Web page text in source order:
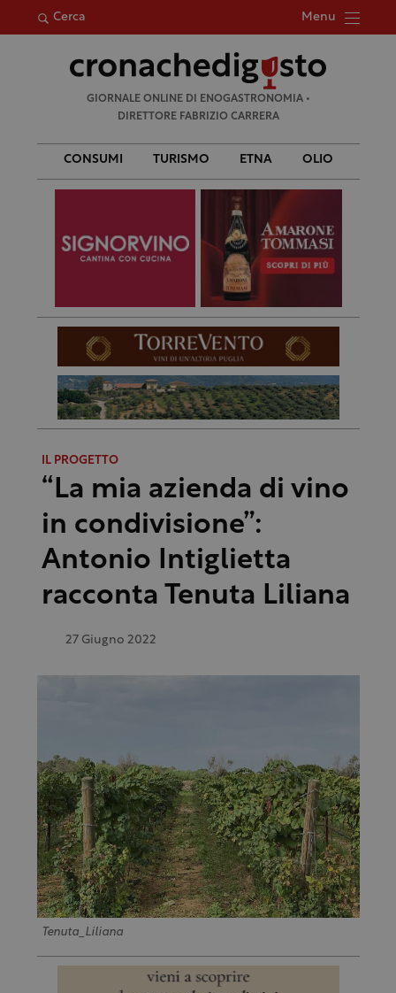
Cerca Menu
per:
GIORNALE ONLINE DI ENOGASTRONOMIA •
DIRETTORE FABRIZIO CARRERA
CONSUMI TURISMO ETNA OLIO
IL PROGETTO
“La mia azienda di vino
in condivisione”:
Antonio Intiglietta
racconta Tenuta Liliana
27 Giugno 2022
Tenuta_Liliana